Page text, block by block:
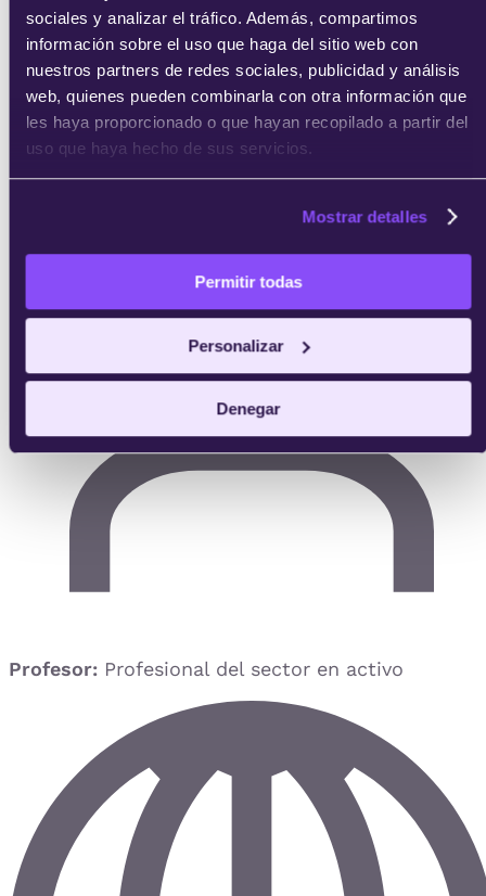
sociales y analizar el tráfico. Además, compartimos
información sobre el uso que haga del sitio web con
nuestros partners de redes sociales, publicidad y análisis
web, quienes pueden combinarla con otra información que
les haya proporcionado o que hayan recopilado a partir del
uso que haya hecho de sus servicios.
Mostrar detalles
Permitir todas
Personalizar
Denegar
Completas las prácticas y obtienes tu certificado
acreditativo de IEBS.
Profesor: Profesional del sector en activo